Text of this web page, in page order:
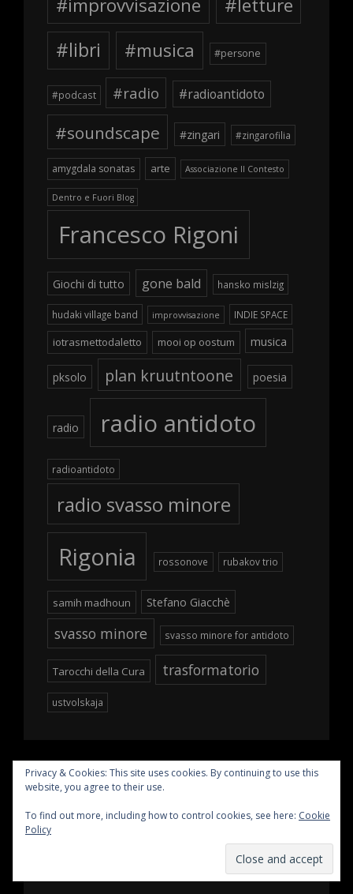
#libri
#musica #persone
#podcast #radio #radioantidoto
#soundscape #zingari #zingarofilia
amygdala sonatas arte Associazione Il Contesto
Dentro e Fuori Blog
Francesco Rigoni
Giochi di tutto gone bald hansko mislzig
hudaki village band improvvisazione INDIE SPACE
iotrasmettodaletto mooi op oostum musica
pksolo plan kruutntoone poesia
radio radio antidoto
radioantidoto
radio svasso minore
Rigonia rossonove rubakov trio
samih madhoun Stefano Giacchè
svasso minore svasso minore for antidoto
Tarocchi della Cura trasformatorio
ustvolskaja
Blog
Privacy & Cookies: This site uses cookies. By continuing to use this
website, you agree to their use.
To find out more, including how to control cookies, see here: Cookie
Policy